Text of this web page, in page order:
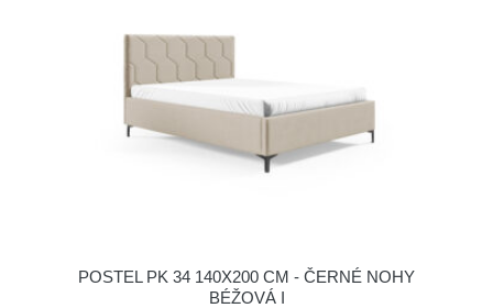
POSTEL PK 34 140X200 CM - ČERNÉ NOHY
BÉŽOVÁ I